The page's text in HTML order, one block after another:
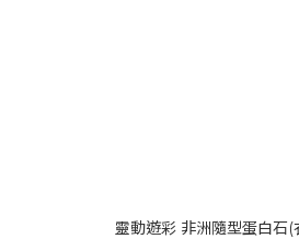
靈動遊彩 非洲隨型蛋白石(